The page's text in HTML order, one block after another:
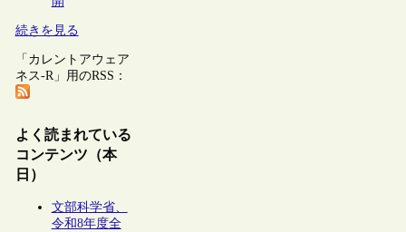
続きを見る
「カレントアウェア
ネス-R」用のRSS：
よく読まれている
コンテンツ（本
日）
文部科学省、
令和8年度全